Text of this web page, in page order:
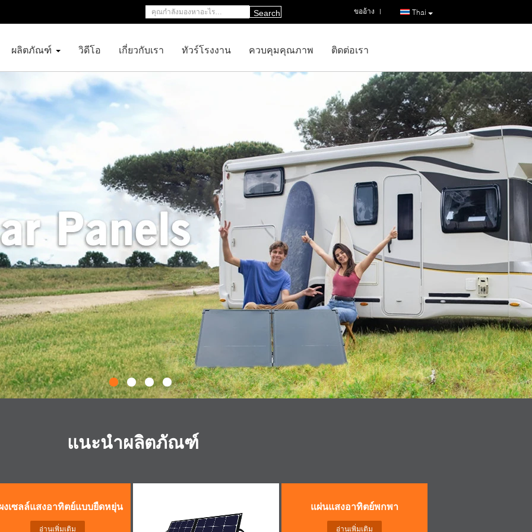
Thai
ขออ้าง |
Search
ผลิตภัณฑ์ วิดีโอ เกี่ยวกับเรา ทัวร์โรงงาน ควบคุมคุณภาพ ติดต่อเรา
แนะนำผลิตภัณฑ์
งเซลล์แสงอาทิตย์แบบยืดหยุ่น
อ่านเพิ่มเติม
แผ่นแสงอาทิตย์พกพา
อ่านเพิ่มเติม